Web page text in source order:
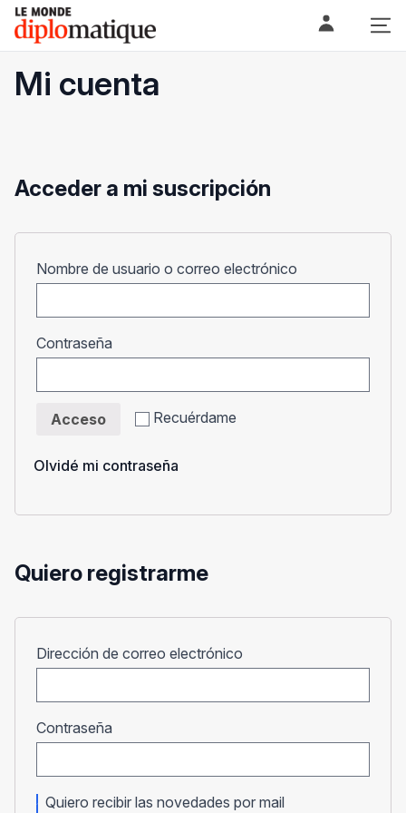
Skip
content
Le monde diplomatique
Mi cuenta
Acceder a mi suscripción
Nombre de usuario o correo electrónico
Contraseña
Recuérdame
Acceso
Olvidé mi contraseña
Quiero registrarme
Dirección de correo electrónico
Contraseña
Quiero recibir las novedades por mail